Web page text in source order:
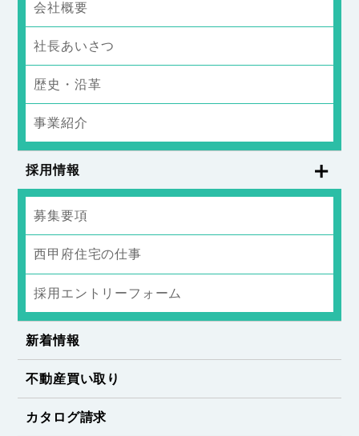
会社概要
社長あいさつ
歴史・沿革
事業紹介
採用情報
募集要項
西甲府住宅の仕事
採用エントリーフォーム
新着情報
不動産買い取り
カタログ請求